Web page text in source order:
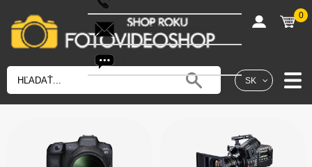
SK
shop@fotovideoshop.sk
0